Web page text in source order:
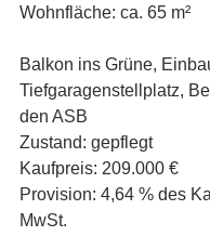
Wohnfläche: ca. 65 m²
Balkon ins Grüne,
Tiefgaragenstellplatz,
den ASB
Zustand: gepflegt
Kaufpreis: 209.000 €
Provision: 4,64 % des
MwSt.